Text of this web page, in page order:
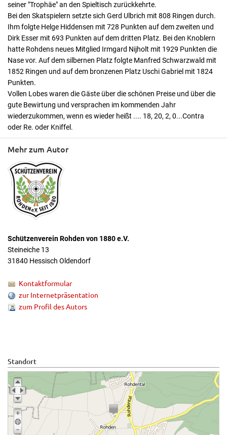
seiner "Trophäe" an den Spieltisch zurückkehrte.
Bei den Skatspielern setzte sich Gerd Ulbrich mit 808 Ringen durch.
Ihm folgte Helge Hiddensen mit 728 Punkten auf dem zweiten und
Dirk Esser mit 693 Punkten auf dem dritten Platz. Bei den Knoblern
hatte Rohdens neues Mitglied Irmgard Nijholt mit 1929 Punkten die
Nase vor. Auf dem silbernen Platz folgte Manfred Schwarzwald mit
1852 Ringen und auf dem bronzenen Platz Uschi Gabriel mit 1824
Punkten.
Vollen Lobes waren die Gäste über die schönen Preise und über die
gute Bewirtung und versprachen im kommenden Jahr
wiederzukommen, wenn es wieder heißt .... 18, 20, 2, 0...Contra
oder Re. oder Kniffel.
Mehr zum Autor
Schützenverein Rohden von 1880 e.V.
Steineiche 13
31840 Hessisch Oldendorf
Kontaktformular
zur Internetpräsentation
zum Profil des Autors
Standort